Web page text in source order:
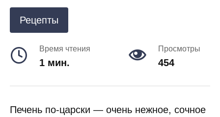
Рецепты
Время чтения
1 мин.
Просмотры
454
Печень по-царски — очень нежное, сочное